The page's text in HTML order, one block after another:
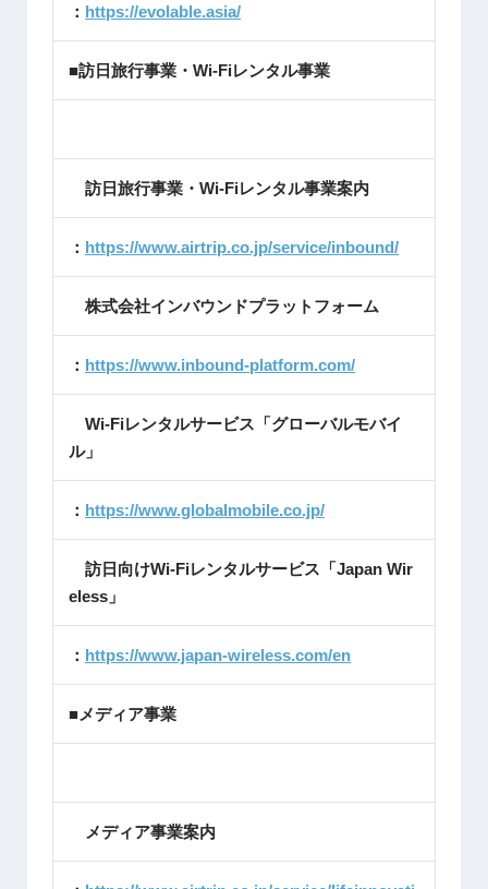
： https://evolable.asia/
■訪日旅行事業・Wi-Fiレンタル事業
訪日旅行事業・Wi-Fiレンタル事業案内
： https://www.airtrip.co.jp/service/inbound/
株式会社インバウンドプラットフォーム
： https://www.inbound-platform.com/
Wi-Fiレンタルサービス「グローバルモバイ
ル」
： https://www.globalmobile.co.jp/
訪日向けWi-Fiレンタルサービス「Japan Wir
eless」
： https://www.japan-wireless.com/en
■メディア事業
メディア事業案内